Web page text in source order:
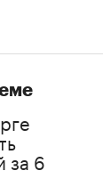
за 6